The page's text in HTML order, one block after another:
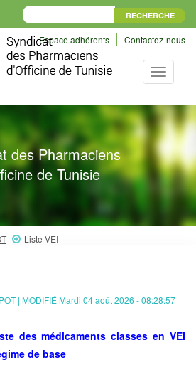
Espace adhérents Contactez-nous
Toggle
des Pharmaciens
de Tunisie
Liste VEI
| MODIFIÉ Mardi 04 août 2026 - 08:28:57
des médicaments classes en VEI
de base